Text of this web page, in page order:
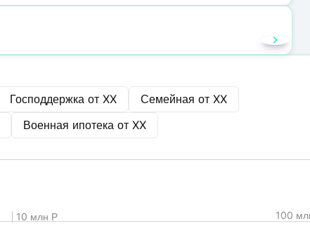
Господдержка от XX Семейная от XX
Военная ипотека от XX
10 млн Р
100